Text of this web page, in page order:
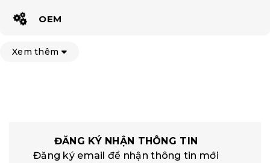
OEM
Xem thêm
ĐĂNG KÝ NHẬN THÔNG TIN
Đăng ký email để nhận thông tin mới